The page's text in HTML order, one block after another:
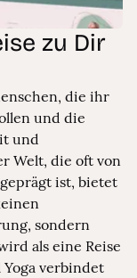
zu Dir
die ihr
und die
und
Welt, die oft von
ist, bietet
sondern
als eine Reise
Yoga verbindet